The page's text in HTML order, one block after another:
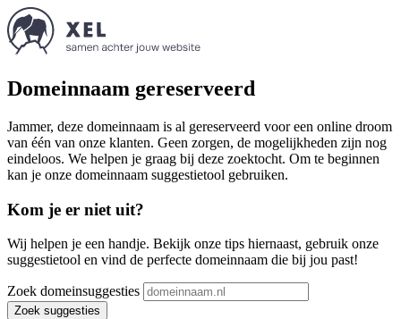
Domeinnaam gereserveerd
Jammer, deze domeinnaam is al gereserveerd voor een online droom
van één van onze klanten. Geen zorgen, de mogelijkheden zijn nog
eindeloos. We helpen je graag bij deze zoektocht. Om te beginnen
kan je onze domeinnaam suggestietool gebruiken.
Kom je er niet uit?
Wij helpen je een handje. Bekijk onze tips hiernaast, gebruik onze
suggestietool en vind de perfecte domeinnaam die bij jou past!
Zoek domeinsuggesties
Zoek suggesties